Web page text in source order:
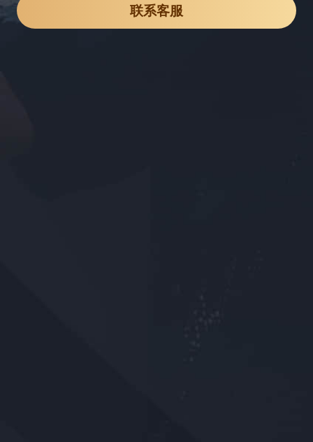
联系客服